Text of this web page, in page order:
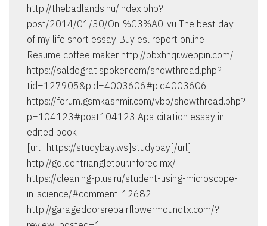
http://thebadlands.nu/index.php?
post/2014/01/30/On-%C3%A0-vu The best day
of my life short essay Buy esl report online
Resume coffee maker http://pbxhnqr.webpin.com/
https://saldogratispoker.com/showthread.php?
tid=127905&pid=4003606#pid4003606
https://forum.gsmkashmir.com/vbb/showthread.php?
p=104123#post104123 Apa citation essay in
edited book
[url=https://studybay.ws]studybay[/url]
http://goldentriangletour.infored.mx/
https://cleaning-plus.ru/student-using-microscope-
in-science/#comment-12682
http://garagedoorsrepairflowermoundtx.com/?